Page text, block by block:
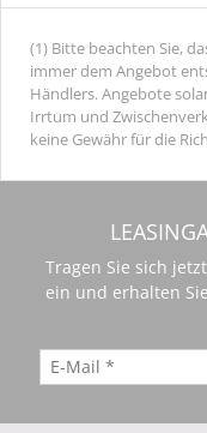
(1) Bitte beachten Sie,
immer dem Angebot
Händlers. Angebote
Irrtum und
keine Gewähr für die
Tragen Sie sich
ein und erhalten